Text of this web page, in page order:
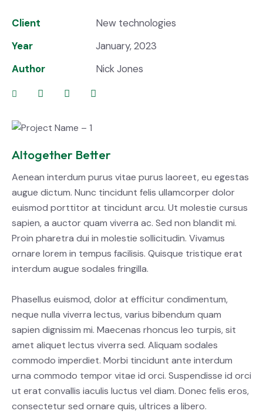
Client
New technologies
Year
January, 2023
Author
Nick Jones
Altogether Better
Aenean interdum purus vitae purus laoreet, eu egestas
augue dictum. Nunc tincidunt felis ullamcorper dolor
euismod porttitor at tincidunt arcu. Ut molestie cursus
sapien, a auctor quam viverra ac. Sed non blandit mi.
Proin pharetra dui in molestie sollicitudin. Vivamus
ornare lorem in tempus facilisis. Quisque tristique erat
interdum augue sodales fringilla.
Phasellus euismod, dolor at efficitur condimentum,
neque nulla viverra lectus, varius bibendum quam
sapien dignissim mi. Maecenas rhoncus leo turpis, sit
amet aliquet lectus viverra sed. Aliquam sodales
commodo imperdiet. Morbi tincidunt ante interdum
urna commodo tempor vitae id orci. Suspendisse id orci
ut erat convallis iaculis luctus vel diam. Donec felis eros,
consectetur sed ornare quis, ultrices a libero.